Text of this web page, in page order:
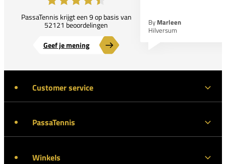
PassaTennis krijgt een 9 op basis van
52121 beoordelingen
Geef je mening
By Marleen
Hilversum
Customer service
PassaTennis
Winkels